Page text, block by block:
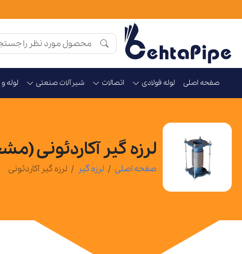
صفحه اصلی لوله فولادی اتصالات شیرآلات صنعتی لوله
لرزه گیر آکاردئونی
صفحه اصلی لرزه گیر لرزه گیر آکاردئونی